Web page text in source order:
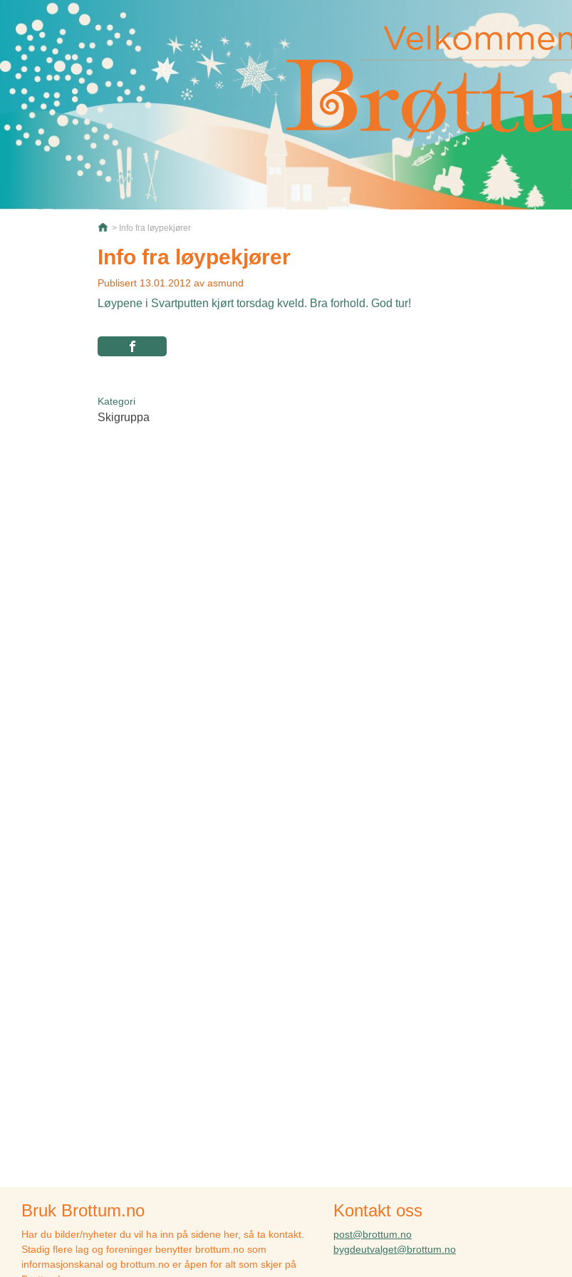
> Info fra løypekjører
Info fra løypekjører
Publisert 13.01.2012 av asmund
Løypene i Svartputten kjørt torsdag kveld. Bra forhold. God tur!
Kategori
Skigruppa
Bruk Brottum.no
Har du bilder/nyheter du vil ha inn på sidene her, så ta kontakt.
Stadig flere lag og foreninger benytter brottum.no som
informasjonskanal og brottum.no er åpen for alt som skjer på
Kontakt oss
post@brottum.no
bygdeutvalget@brottum.no